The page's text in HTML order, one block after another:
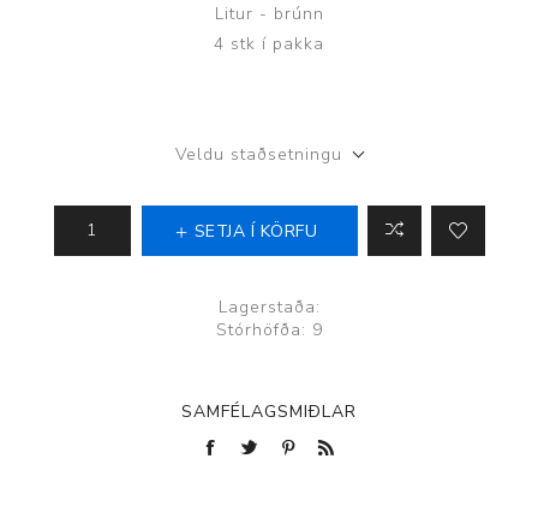
Litur - brúnn
4 stk í pakka
Veldu staðsetningu
SETJA Í KÖRFU
Lagerstaða:
Stórhöfða: 9
SAMFÉLAGSMIÐLAR